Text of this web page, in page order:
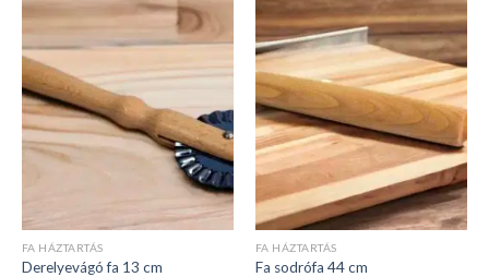
FA HÁZTARTÁS
Derelyevágó fa 13 cm
FA HÁZTARTÁS
Fa sodrófa 44 cm